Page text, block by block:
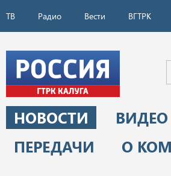
ТВ Радио Вести ВГТРК
НОВОСТИ ВИДЕО
ПЕРЕДАЧИ
О